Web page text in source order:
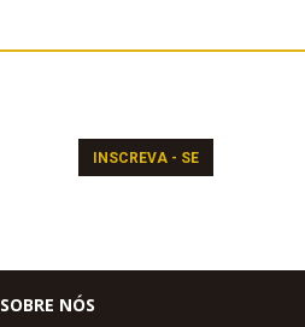
INSCREVA - SE
SOBRE NÓS